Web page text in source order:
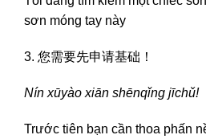
sơn móng tay này
3. 您需要先申请基础！
Nín xūyào xiān shēnqǐng jīchǔ!
Trước tiên bạn cần thoa phấn